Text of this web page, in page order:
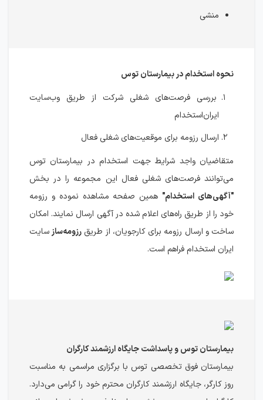
منشی
نحوه استخدام در بیمارستان توس
بررسی فرصت‌های شغلی شرکت از طریق وب‌سایت
ایران‌استخدام
ارسال رزومه برای موقعیت‌های شغلی فعال
متقاضیان واجد شرایط جهت استخدام در بیمارستان توس
می‌توانند فرصت‌های شغلی فعال این مجموعه را در بخش
"آگهی‌های استخدام" همین صفحه مشاهده نموده و رزومه
خود را از طریق راه‌های اعلام شده در آگهی ارسال نمایند. امکان
ساخت و ارسال رزومه برای کارجویان، از طریق رزومه‌سازسایت
ایران‌ استخدام فراهم است.
بیمارستان توس و پاسداشت جایگاه ارزشمند کارگران
بیمارستان فوق تخصصی توس با برگزاری مراسمی به مناسبت
روز کارگر، جایگاه ارزشمند کارگران محترم خود را گرامی می‌دارد.